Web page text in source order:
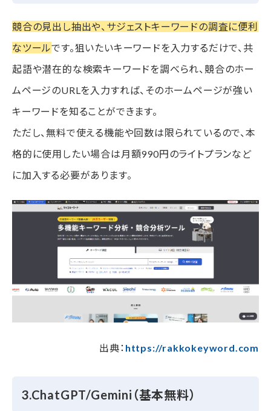
競合の見出し抽出や、サジェストキーワードの調査に便利
なツールです。狙いたいキーワードを入力するだけで、共
起語や潜在的な検索キーワードを調べられ、競合のホー
ムページのURLを入力すれば、そのホームページが強い
キーワードを知ることができます。
ただし、無料で使える機能や回数は限られているので、本
格的に使用したい場合は月額990円のライトプランなど
に加入する必要があります。
出典： https://rakkokeyword.com
3.ChatGPT/Gemini（基本無料）